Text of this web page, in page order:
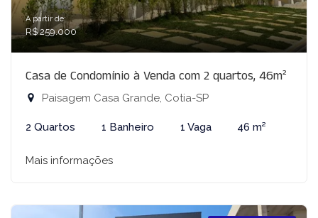
A partir de:
R$ 259.000
Casa de Condomínio à Venda com 2 quartos, 46m²
Paisagem Casa Grande, Cotia-SP
2 Quartos 1 Banheiro 1 Vaga 46 m²
Mais informações